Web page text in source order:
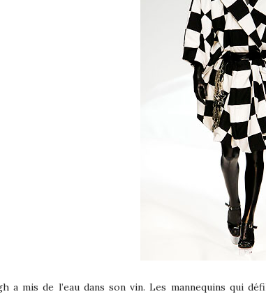
a mis de l’eau dans son vin. Les mannequins qui